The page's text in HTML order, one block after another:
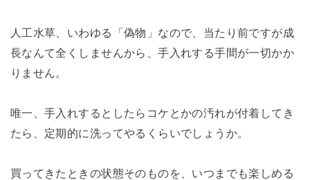
人工水草、いわゆる「偽物」なので、当たり前ですが成
長なんて全くしませんから、手入れする手間が一切かか
りません。
唯一、手入れするとしたらコケとかの汚れが付着してき
たら、定期的に洗ってやるくらいでしょうか。
買ってきたときの状態そのものを、いつまでも楽しめる